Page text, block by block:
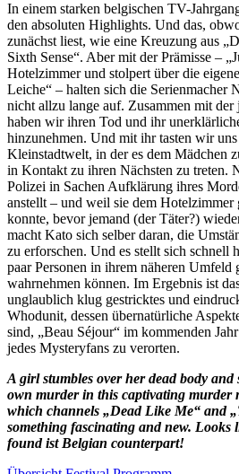
In einem starken belgischen TV-
den absoluten Highlights. Und das,
zunächst liest, wie eine Kreuzung aus
Sixth Sense“. Aber mit der Prämisse –
Hotelzimmer und stolpert über die
Leiche“ – halten sich die Serienmacher
nicht allzu lange auf. Zusammen mit
haben wir ihren Tod und ihr
hinzunehmen. Und mit ihr tasten wir
Kleinstadtwelt, in der es dem Mädchen
in Kontakt zu ihren Nächsten zu treten.
Polizei in Sachen Aufklärung ihres
anstellt – und weil sie dem Hotelzimmer
konnte, bevor jemand (der Täter?)
macht Kato sich selber daran, die
zu erforschen. Und es stellt sich schnell
paar Personen in ihrem näheren Umfeld
wahrnehmen können. Im Ergebnis ist
unglaublich klug gestricktes und
Whodunit, dessen übernatürliche
sind, „Beau Séjour“ im kommenden
jedes Mysteryfans zu verorten.
A girl stumbles over her dead body and
own murder in this captivating murder
which channels „Dead Like Me“ and
something fascinating and new. Looks
found ist Belgian counterpart!